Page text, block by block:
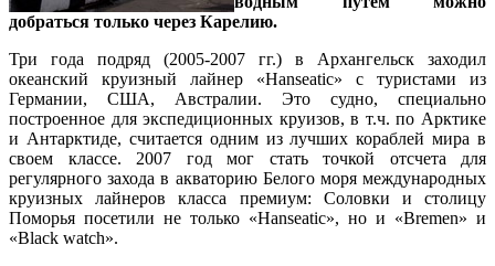
добраться только через Карелию.
Три года подряд (2005-2007 гг.) в Архангельск заходил
океанский круизный лайнер «Hanseatic» с туристами из
Германии, США, Австралии. Это судно, специально
построенное для экспедиционных круизов, в т.ч. по Арктике
и Антарктиде, считается одним из лучших кораблей мира в
своем классе. 2007 год мог стать точкой отсчета для
регулярного захода в акваторию Белого моря международных
круизных лайнеров класса премиум: Cоловки и столицу
Поморья посетили не только «Hanseatic», но и «Bremen» и
«Black watch».